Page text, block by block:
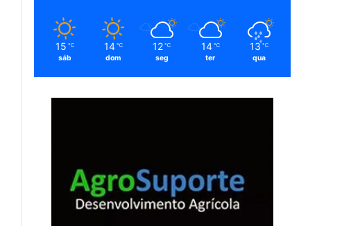
15 ℃
sáb
14 ℃
dom
12 ℃
seg
14 ℃
ter
13 ℃
qua